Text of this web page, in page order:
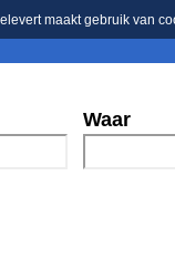
maakt gebruik van
Waar